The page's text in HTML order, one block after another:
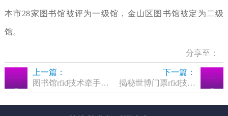
本市28家图书馆被评为一级馆，金山区图书馆被定为二级
馆。
分享至：
上一篇：
图书馆rfid技术牵手世博
下一篇：
揭秘世博门票rfid技术 抢票难超阿凡达